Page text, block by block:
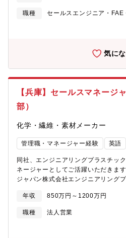
国現地法人 Pascal Engineering Inc.
ある自動車業界への進出を進めて参
イツ、タイ、韓国など現在は世界中
け、FA機器の構成部品の分野で「世
許など）は、現在では400件（申請
け継がれています。現在ではアメリ
国、韓国にも拠点を持ち、国内外約
対象物を自動で固定あるいは交換す
型機などの機械メーカー【魅力】★
与に還元されます）。★アメリカ、
韓国など世界各国に拠点がございま
る企業だけでなく、インドやメキシ
職種
セールスエンジニア・FAE
気に
【兵庫】セールスマネージ
部）
化学・繊維・素材メーカー
管理職・マネージャー経験 英語
同社、エンジニアリングプラスチッ
ネージャーとしてご活躍いただきま
ジャパン株式会社エンジニアリング
電器メーカーとの営業窓口 ? 定期的な顧客訪問、ニーズ把握、提
案営業 ? RFQ対応、技術提案資料作成、価格交渉 ? 顧客からのク
レーム対応、課題解決 ? アップセル・クロスセル提案による売上
年収 850万円～1200万円
職種
法人営業